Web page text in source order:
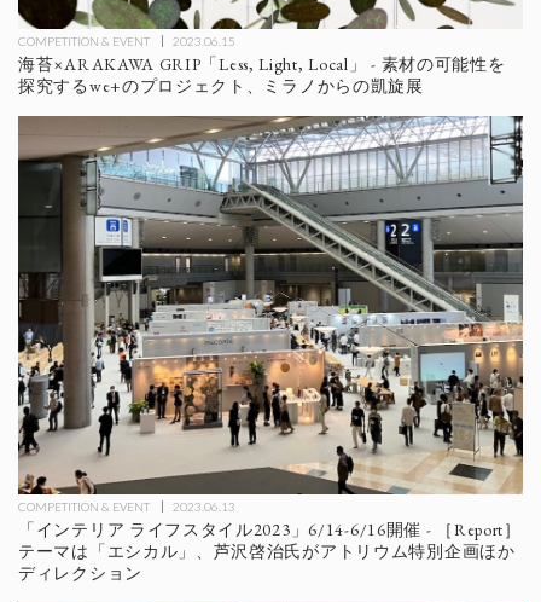
COMPETITION & EVENT 2023.06.15
海苔×ARAKAWA GRIP「Less, Light, Local」 - 素材の可能性を
探究するwe+のプロジェクト、ミラノからの凱旋展
COMPETITION & EVENT 2023.06.13
「インテリア ライフスタイル2023」6/14-6/16開催 - ［Report］
テーマは「エシカル」、芦沢啓治氏がアトリウム特別企画ほか
ディレクション